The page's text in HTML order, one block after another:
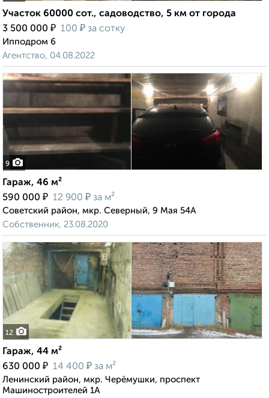
Участок 60000 сот., садоводство, 5 км от города
3 500 000 ₽ 100 ₽ за сотку
Ипподром 6
Агентство, 04.08.2022
9
Гараж, 46 м²
590 000 ₽ 12 900 ₽ за м²
Советский район, мкр. Северный, 9 Мая 54А
Собственник, 23.08.2020
12
Гараж, 44 м²
630 000 ₽ 14 400 ₽ за м²
Ленинский район, мкр. Черёмушки, проспект
Машиностроителей 1А